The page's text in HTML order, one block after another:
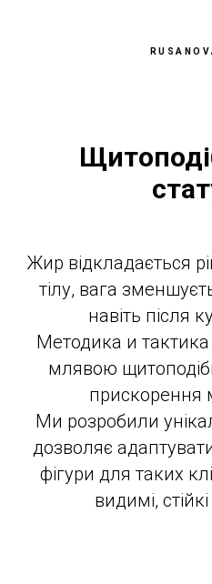
Жир відкладається
тілу, вага
навіть після
Методика и тактика
млявою
прискорення
Ми розробили
дозволяє
фігури для таких
видимі,